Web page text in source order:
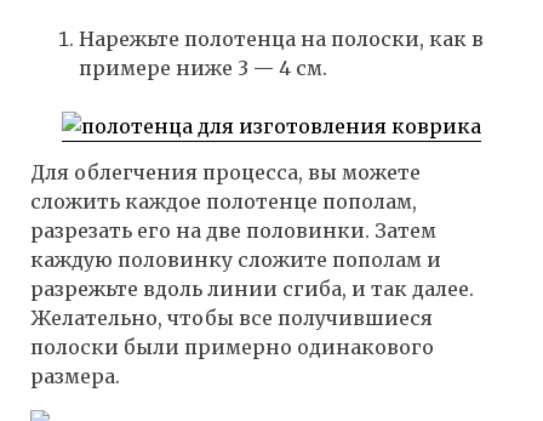
Нарежьте полотенца на полоски, как в
примере ниже 3 — 4 см.
Для облегчения процесса, вы можете
сложить каждое полотенце пополам,
разрезать его на две половинки. Затем
каждую половинку сложите пополам и
разрежьте вдоль линии сгиба, и так далее.
Желательно, чтобы все получившиеся
полоски были примерно одинакового
размера.